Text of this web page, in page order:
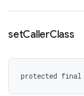
setCallerClass
protected final